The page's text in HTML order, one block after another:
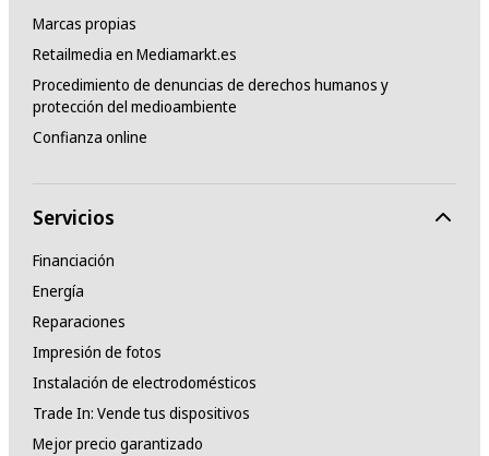
Marcas propias
Retailmedia en Mediamarkt.es
Procedimiento de denuncias de derechos humanos y
protección del medioambiente
Confianza online
Servicios
Financiación
Energía
Reparaciones
Impresión de fotos
Instalación de electrodomésticos
Trade In: Vende tus dispositivos
Mejor precio garantizado